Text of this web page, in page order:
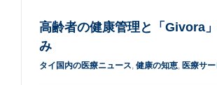
高齢者の健康管理と「Givora
み
タイ国内の医療ニュース 健康の知恵 医療サ